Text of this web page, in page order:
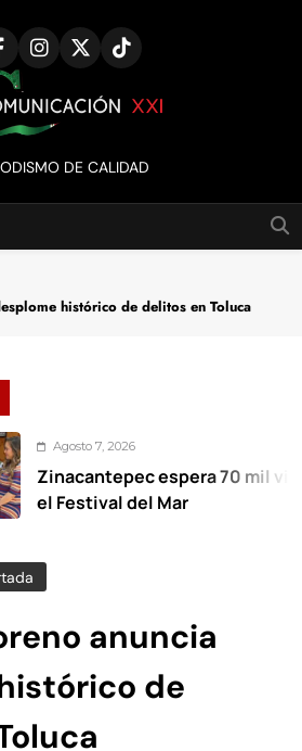
XXI
DE CALIDAD
histórico de delitos en Toluca
7, 2026
espera 70 mil visitantes
del Mar
anuncia
de